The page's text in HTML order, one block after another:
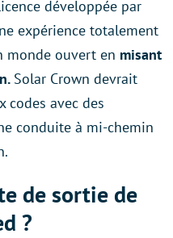
développée par
expérience totalement
monde ouvert en misant
Solar Crown devrait
codes avec des
conduite à mi-chemin
de sortie de
?